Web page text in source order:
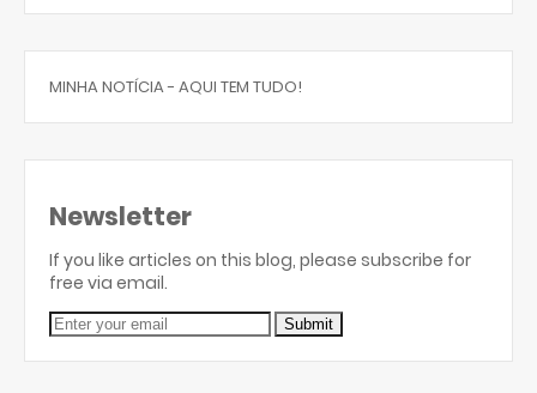
MINHA NOTÍCIA - AQUI TEM TUDO!
Newsletter
If you like articles on this blog, please subscribe for
free via email.